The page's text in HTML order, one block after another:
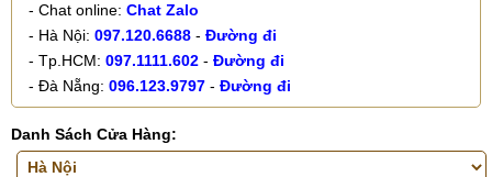
- Chat online: Chat Zalo
- Hà Nội: 097.120.6688 - Đường đi
- Tp.HCM: 097.1111.602 - Đường đi
- Đà Nẵng: 096.123.9797 - Đường đi
Danh Sách Cửa Hàng: